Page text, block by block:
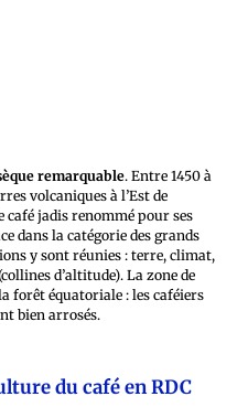
remarquable. Entre 1450 à
volcaniques à l’Est de
jadis renommé pour ses
dans la catégorie des grands
y sont réunies : terre, climat,
d’altitude). La zone de
forêt équatoriale : les caféiers
bien arrosés.
du café en RDC